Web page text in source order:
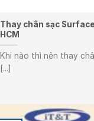
Thay chân sạc
HCM
Khi nào thì nên thay
[...]